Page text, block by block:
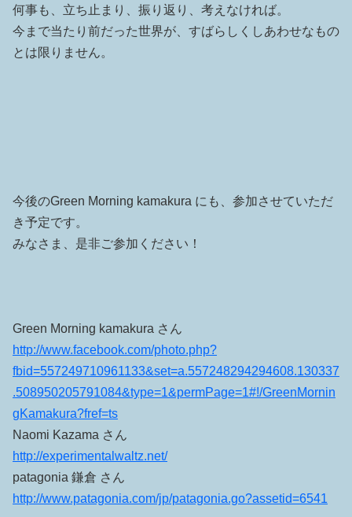
何事も、立ち止まり、振り返り、考えなければ。
今まで当たり前だった世界が、すばらしくしあわせなもの
とは限りません。
今後のGreen Morning kamakura にも、参加させていただ
き予定です。
みなさま、是非ご参加ください！
Green Morning kamakura さん
http://www.facebook.com/photo.php?
fbid=557249710961133&set=a.557248294294608.130337
.508950205791084&type=1&permPage=1#!/GreenMornin
gKamakura?fref=ts
Naomi Kazama さん
http://experimentalwaltz.net/
patagonia 鎌倉 さん
http://www.patagonia.com/jp/patagonia.go?assetid=6541